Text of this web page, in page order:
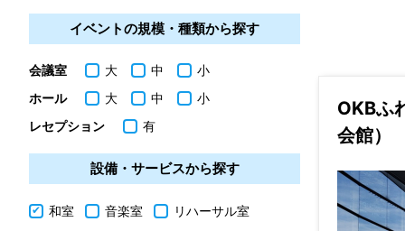
OKBふ
会館）
イベントの規模・種類から探す
会議室 大 中
小
ホール
大 中
小
レセプション
有
設備・サービスから探す
和室 音楽室
リハーサル室